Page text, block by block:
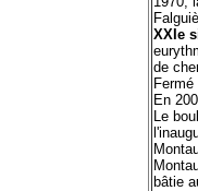
XXIe
de
En
Le
bâtie